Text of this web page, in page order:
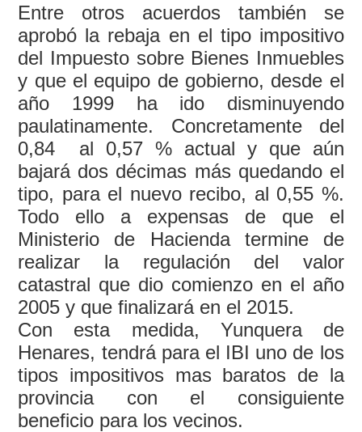
Entre otros acuerdos también se
aprobó la rebaja en el tipo impositivo
del Impuesto sobre Bienes Inmuebles
y que el equipo de gobierno, desde el
año 1999 ha ido disminuyendo
paulatinamente. Concretamente del
0,84 al 0,57 % actual y que aún
bajará dos décimas más quedando el
tipo, para el nuevo recibo, al 0,55 %.
Todo ello a expensas de que el
Ministerio de Hacienda termine de
realizar la regulación del valor
catastral que dio comienzo en el año
2005 y que finalizará en el 2015.
Con esta medida, Yunquera de
Henares, tendrá para el IBI uno de los
tipos impositivos mas baratos de la
provincia con el consiguiente
beneficio para los vecinos.